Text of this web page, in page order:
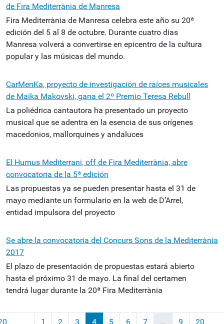
de Fira Mediterrània de Manresa
Fira Mediterrània de Manresa celebra este año su 20ª
edición del 5 al 8 de octubre. Durante cuatro días
Manresa volverá a convertirse en epicentro de la cultura
popular y las músicas del mundo.
CarMenKa, proyecto de investigación de raíces musicales
de Maika Makovski, gana el 2º Premio Teresa Rebull
La poliédrica cantautora ha presentado un proyecto
musical que se adentra en la esencia de sus orígenes
macedonios, mallorquines y andaluces
El Humus Mediterrani, off de Fira Mediterrània, abre
convocatoria de la 5ª edición
Las propuestas ya se pueden presentar hasta el 31 de
mayo mediante un formulario en la web de D’Arrel,
entidad impulsora del proyecto
Se abre la convocatoria del Concurs Sons de la Mediterrània
2017
El plazo de presentación de propuestas estará abierto
hasta el próximo 31 de mayo. La final del certamen
tendrá lugar durante la 20ª Fira Mediterrània
1 2 3 4 5 6 7 ... 9 20